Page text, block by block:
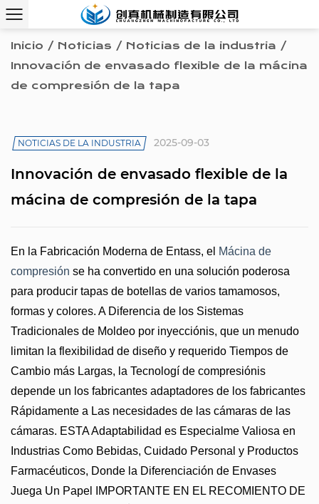
Inicio / Noticias / Noticias de la industria /
Innovación de envasado flexible de la mácina
de compresión de la tapa
NOTICIAS DE LA INDUSTRIA 2025-09-03
Innovación de envasado flexible de la
mácina de compresión de la tapa
En la Fabricación Moderna de Entass, el Mácina de
compresión se ha convertido en una solución poderosa
para producir tapas de botellas de varios tamamosos,
formas y colores. A Diferencia de los Sistemas
Tradicionales de Moldeo por inyecciónis, que un menudo
limitan la flexibilidad de diseño y requerido Tiempos de
Cambio más Largas, la Tecnologí de compresiónis
depende un los fabricantes adaptadores de los fabricantes
Rápidamente a Las necesidades de las cámaras de las
cámaras. ESTA Adaptabilidad es Especialme Valiosa en
Industrias Como Bebidas, Cuidado Personal y Productos
Farmacéuticos, Donde la Diferenciación de Envases
Juega Un Papel IMPORTANTE EN EL RECOMIENTO DE